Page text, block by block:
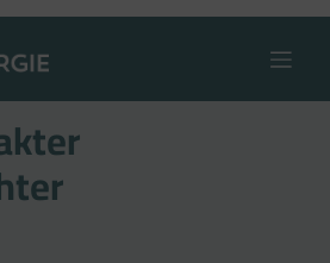
UNTERZEICHNET